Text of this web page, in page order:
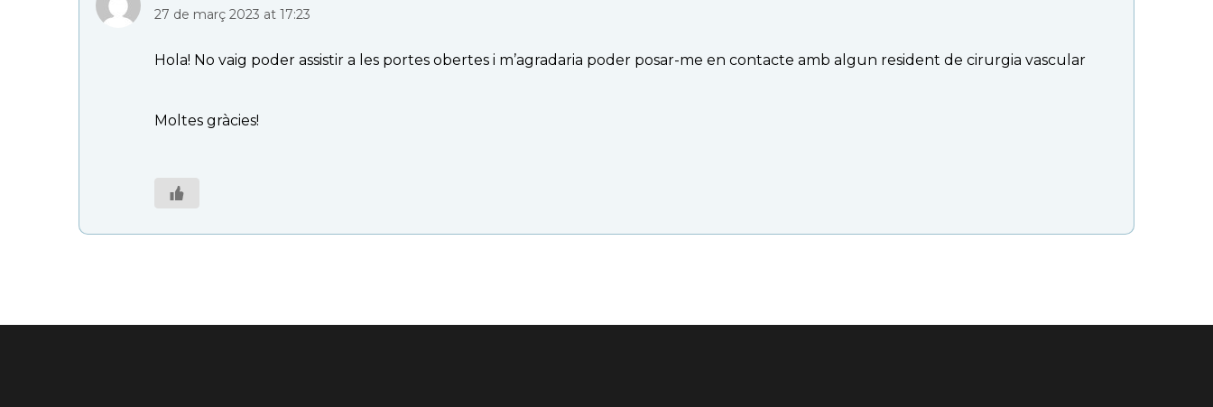
27 de març 2023 at 17:23
Hola! No vaig poder assistir a les portes obertes i m’agradaria poder posar-me en contacte amb algun resident de cirurgia vascular
Moltes gràcies!